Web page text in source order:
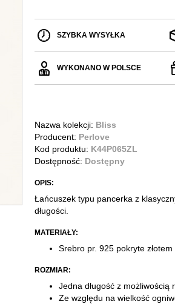
SZYBKA WYSYŁKA
WYKONANO W POLSCE
Nazwa kolekcji: Bliss
Producent: Perlove
Kod produktu: K44P065ZL
Dostępność: Dostępny
OPIS:
Łańcuszek typu pancerka z
długości.
MATERIAŁY:
Srebro pr. 925 pokryte
ROZMIAR:
Jedna długość z możliwością
Ze względu na wielkość